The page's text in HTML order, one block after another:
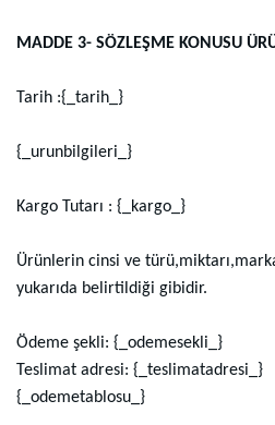
MADDE 3- SÖZLEŞME KONUSU
Tarih :{_tarih_}
{_urunbilgileri_}
Kargo Tutarı : {_kargo_}
Ürünlerin cinsi ve
yukarıda belirtildiği gibidir.
Ödeme şekli: {_odemesekli_}
Teslimat adresi: {_teslimatadresi_}
{_odemetablosu_}